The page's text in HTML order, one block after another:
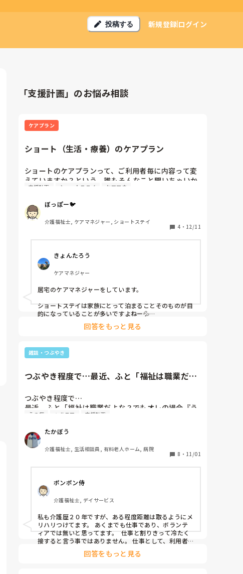
投稿する 新規登録ログイン
「支援計画」のお悩み相談
ケアプラン
ショート（生活・療養）のケアプラン
ショートのケアプランって、ご利用者毎に内容って変
えていますか？という、誰もそんなこと聞いちゃいか
ん、という質問をします。
誰にでも当てはまるニーズは書いちゃダメだけど、
誰にでも当てはまるニーズを記載して、
どんな場合でもそれが達成できる様になっている。
個別に、ご利用毎に、ニーズ抽出が必要だからね！
無理だね！！
百も承知です😭
でも、中には、ちゃんと居宅のケアマネさんと連携し
て、アセスメントしてるショートってあるのかな、も
しあるなら、どんなふうにケアプラン作ってるのか
な？と、桃源郷に想いを馳せる気持ちで投稿します。
いや…うーん…大変だろうと思います💦
あなたがご存知のショートではケアプランは皆同じで
すか？
支援計画 ショートステイ ケアマネ
ぼっぽー🐦
介護福祉士, ケアマネジャー, ショートステイ
4 ・ 12/11
きょんたろう
ケアマネジャー
居宅のケアマネジャーをしています。
ショートステイは家族にとって泊まることそのものが目
的になっていることが多いですよねー💦
私が関わっているショートステイでは、利用者ごとに違
基本的に居宅のケアプランに連動させなくてはならない
と思うので、ニーズなど居宅プランと同じになっている
ていたり、レクなどの活動も違うので、それは施設でで
しているのかなと思います。
担当者会議でショートステイの過ごし方を利用者さん、
ご家族、事業所とすり合わせをするようにしています。
回答をもっと見る
雑談・つぶやき
つぶやき程度で…最近、ふと「福祉は職業だよ
つぶやき程度で…
最近、ふと「福祉は職業だよな？でもオレの場合『う
つ病』『イジメ(受)』『腰椎椎間板ヘルニア』をやっ
も？」と考えるようになりました。確かに今まで自分
から好んで少し癖のある「元反社の方(背中に鯉のお絵
描き)」「極度の暴力認知症の方」を担当させていただ
きました。サマリーや生育歴を見て、社会から退けら
ったけど、穏やかに過ごし天寿を全うしてもらいた
い。』という気持ちから、心からの介護をして来まし
たが。しかし先日ある後輩から「何でそこまで尽くす
んですか？仕事の範囲で接すれば疲れないのに…」
と、正論を言われました。
もしかすると言われないだけで、他の職員にも迷惑を
掛けていたのかもしれませんね？介護20年やっていま
すが、今、少し立ち止まり、利用者様との接し方を考
え直す時期が来たのかもしれませんね？
うつ病 ヘルニア 支援計画
たかぼう
介護福祉士, 生活相談員, 有料老人ホーム, 病院
8 ・ 11/01
ポンポン侍
介護福祉士, デイサービス
私も介護歴２０年ですが、ある程度距離は取るようにメ
リハリつけてます。 あくまでも仕事であり、ボランテ
ィアでは無いと思ってます。  仕事と割りきって冷たく
接すると言う事ではありません。 仕事として、利用者
との距離、職員との距離を考えて仕事してます。 その
為には、何処までが仕事範囲なのか、何処までがプライ
回答をもっと見る